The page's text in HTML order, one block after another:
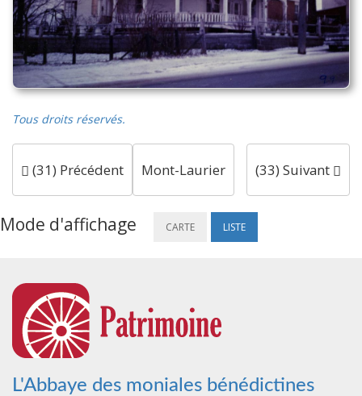
Tous droits réservés.
(31) Précédent Mont-Laurier (33) Suivant
Mode d'affichage CARTE LISTE
L'Abbaye des moniales bénédictines